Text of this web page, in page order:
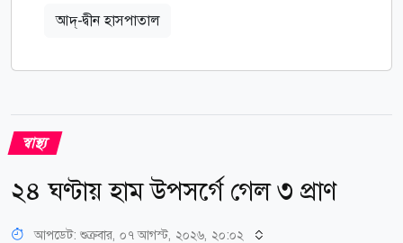
আদ্-দ্বীন হাসপাতাল
স্বাস্থ্য
২৪ ঘণ্টায় হাম উপসর্গে গেল ৩ প্রাণ
আপডেট: শুক্রবার, ০৭ আগস্ট, ২০২৬, ২০:০২